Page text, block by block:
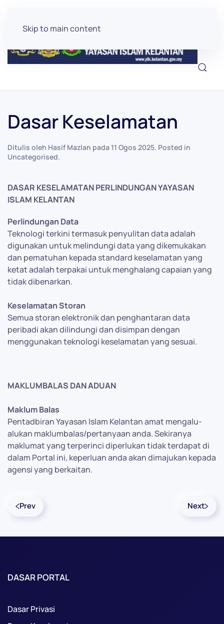
Skip to main content
Dasar Keselamatan
Ditulis oleh Hasif Mazlan pada 11 Ogos 2025. Posted in
Uncategorised.
DASAR KESELAMATAN PERLINDUNGAN YAYASAN
ISLAM KELANTAN
Perlindungan Data
Teknologi terkini termasuk penyulitan data adalah
digunakan untuk melindungi data yang dikemukakan
dan pematuhan kepada standard keselamatan yang
ketat adalah terpakai untuk menghalang capaian yang
tidak dibenarkan.
Keselamatan Storan
Semua storan elektronik dan penghantaran data
peribadi akan dilindungi dan disimpan dengan
menggunakan teknologi keselamatan yang sesuai.
MAKLUMBALAS DAN ADUAN
Maklum Balas
Pentadbiran Yayasan Islam Kelantan amat mengalu-
alukan maklumbalas/pertanyaan anda. Sekiranya
maklumat yang terperinci diperlukan tidak terdapat di
dalam Portal ini, keperluan anda akan dimajukan kepada
agensi yang berkaitan.
Prev Next
DASAR PORTAL
Dasar Privasi